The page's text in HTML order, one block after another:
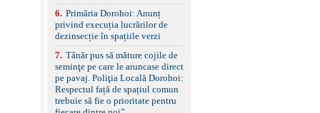
6. Primăria Dorohoi: Anunț
privind execuția lucrărilor de
dezinsecție în spațiile verzi
7. Tânăr pus să măture cojile de
seminţe pe care le aruncase direct
pe pavaj. Poliţia Locală Dorohoi:
Respectul față de spațiul comun
trebuie să fie o prioritate pentru